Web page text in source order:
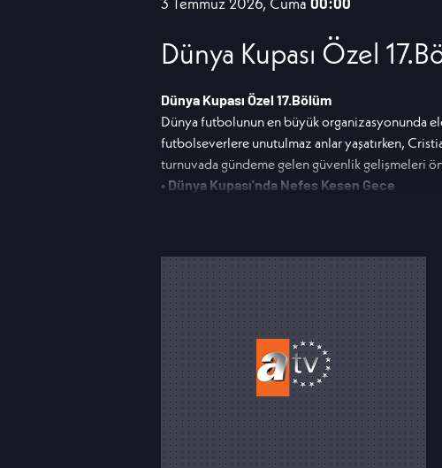
Dünya Kupası Özel
Dünya Kupası Özel 17.Bölüm
Dünya futbolunun en büyük organizasyonunda
futbolseverlere unutulmaz anlar yaşatırken,
turnuvada gündeme gelen güvenlik gelişmeleri
• Dünya Kupası'nda Nefes Kesen Gece
Cristiano Ronaldo, Hırvatistan karşısında attığı
ilişkin yaptığı açıklamalar futbol dünyasında büyük
• Nagelsmann İstifa Etti
Dünya Kupası'na erken veda eden Almanya'da
kamuoyunda geniş yankı buldu.
• 2026 Dünya Kupası'nda Güvenlik Krizi
ABD'de düzenlenen Dünya Kupası'nda yaşanan
turnuvanın güvenlik boyutunu yeniden gündeme